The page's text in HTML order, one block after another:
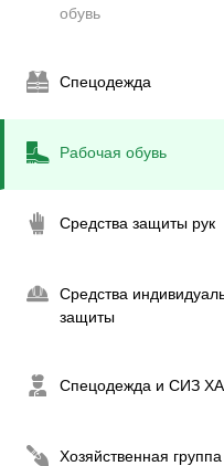
обувь
Спецодежда
Рабочая обувь
Средства защиты рук
Средства
защиты
Спецодежда и СИЗ
Хозяйственная группа